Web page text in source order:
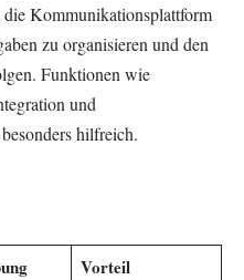
Kommunikationsplattform
zu organisieren und den
Funktionen wie
und
hilfreich.
Vorteil